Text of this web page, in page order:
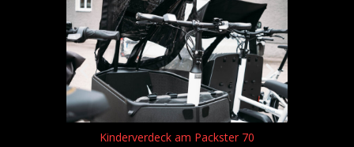
zwei Kindersitze und aufklappbarer